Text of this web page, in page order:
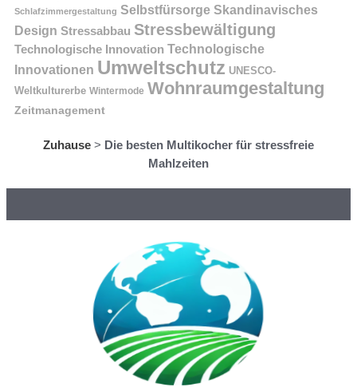
Schlafzimmergestaltung Selbstfürsorge Skandinavisches
Design Stressabbau Stressbewältigung
Technologische Innovation Technologische
Innovationen Umweltschutz UNESCO-
Weltkulturerbe Wintermode Wohnraumgestaltung
Zeitmanagement
Zuhause > Die besten Multikocher für stressfreie
Mahlzeiten